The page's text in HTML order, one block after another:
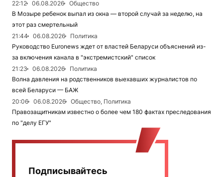
22:12 06.08.2026
Общество
В Мозыре ребенок выпал из окна — второй случай за неделю, на
этот раз смертельный
21:44
06.08.2026
Политика
Руководство Euronews ждет от властей Беларуси объяснений из-
за включения канала в "экстремистский" список
21:23
06.08.2026
Политика
Волна давления на родственников выехавших журналистов по
всей Беларуси — БАЖ
20:06
06.08.2026
Общество, Политика
Правозащитникам известно о более чем 180 фактах преследования
по "делу ЕГУ"
Подписывайтесь